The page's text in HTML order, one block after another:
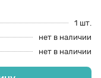
1 шт.
нет в наличии
нет в наличии